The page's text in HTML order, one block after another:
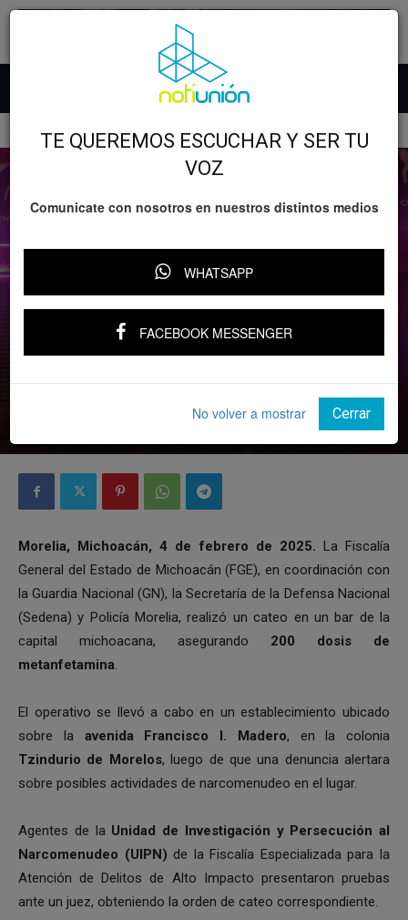
SEGURIDAD
Morelia, Michoacán, 4 de febrero de 2025. La Fiscalía
General del Estado de Michoacán (FGE), en coordinación con
la Guardia Nacional (GN), la Secretaría de la Defensa Nacional
(Sedena) y Policía Morelia, realizó un cateo en un bar de la
capital michoacana, asegurando 200 dosis de
metanfetamina.
El operativo se llevó a cabo en un establecimiento ubicado
sobre la avenida Francisco I. Madero, en la colonia
Tzindurio de Morelos, luego de que una denuncia alertara
sobre posibles actividades de narcomenudeo en el lugar.
Agentes de la Unidad de Investigación y Persecución al
Narcomenudeo (UIPN) de la Fiscalía Especializada para la
Atención de Delitos de Alto Impacto presentaron pruebas
ante un juez, obteniendo la orden de cateo correspondiente.
TE QUEREMOS ESCUCHAR Y SER TU
VOZ
Comunicate con nosotros en nuestros distintos medios
WHATSAPP
FACEBOOK MESSENGER
No volver a mostrar Cerrar